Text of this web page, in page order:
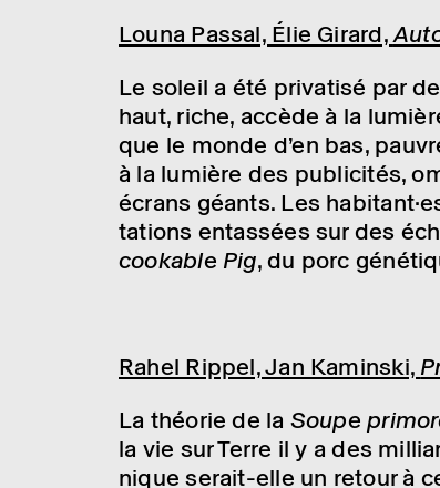
Louna Passal, Élie Girard,
Le soleil a été priva­tisé par
haut, riche, accède à la
que le monde d’en bas,
à la lumière des publi­ci­tés,
écrans géants. Les
ta­tions entas­sées sur des
coo­kable Pig, du porc
Rahel Rippel, Jan Kaminski,
La théo­rie de la Soupe
la vie sur Terre il y a des
nique serait-elle un retour à